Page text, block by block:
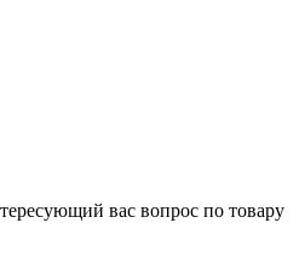
вас вопрос по товару